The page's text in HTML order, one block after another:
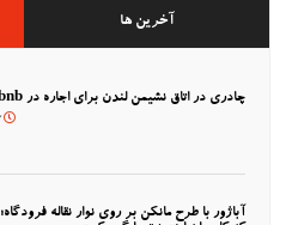
آخرین ها
چادری در اتاق نشیمن لندن برای اجاره در Airbnb
3 سال پیش
آباژور با طرح مانکن بر روی نوار نقاله